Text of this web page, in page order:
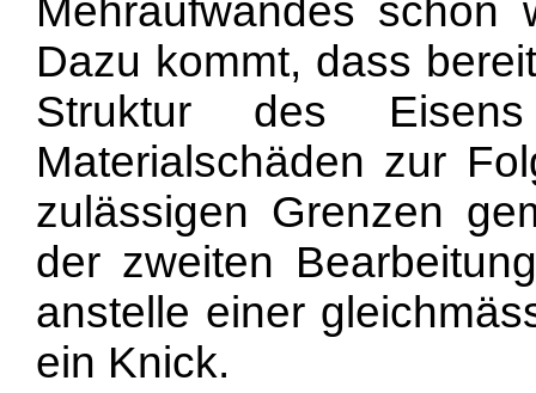
Mehraufwandes schon
Dazu kommt, dass
Struktur des
Materialschäden zur
zulässigen Grenzen
der zweiten
anstelle einer
ein Knick.